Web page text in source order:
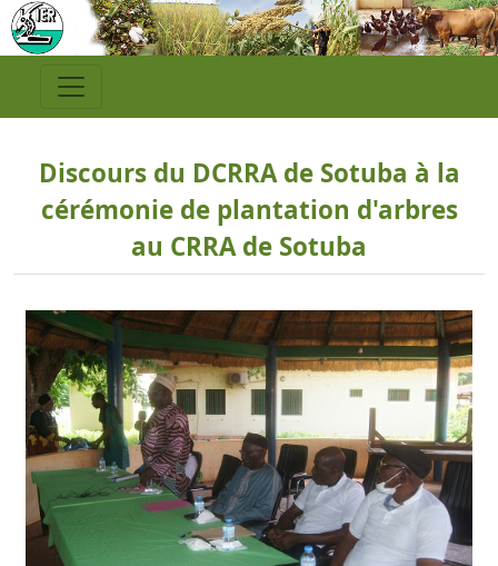
Discours du DCRRA de Sotuba à la
cérémonie de plantation d'arbres
au CRRA de Sotuba